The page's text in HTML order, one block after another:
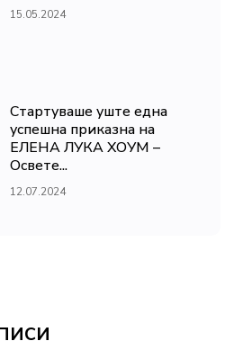
15.05.2024
Стартуваше уште една
успешна приказна на
ЕЛЕНА ЛУКА ХОУМ –
Освете...
12.07.2024